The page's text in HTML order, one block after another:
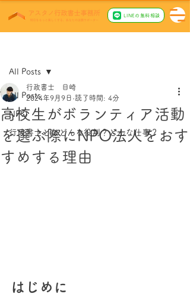
LINEの無料相談
All Posts
NPO
行政書士とはどんな役割？どんな仕事？
All Posts
高校生がボランティア活動
を選ぶ際にNPO法人をおす
すめする理由
行政書士 目崎
2024年9月9日 読了時間: 4分
はじめに